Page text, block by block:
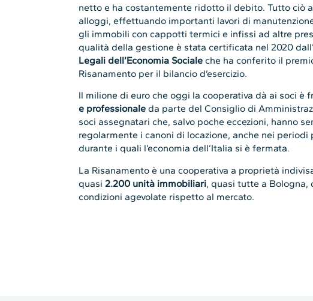
netto e ha costantemente ridotto il debito. Tutto ciò
alloggi, effettuando importanti lavori di
gli immobili con cappotti termici e infissi ad altre
qualità della gestione è stata certificata nel 2020
Legali dell’Economia Sociale che ha conferito il
Risanamento per il bilancio d’esercizio.
Il milione di euro che oggi la cooperativa dà ai soci è
e professionale da parte del Consiglio di
soci assegnatari che, salvo poche eccezioni, hanno
regolarmente i canoni di locazione, anche nei
durante i quali l’economia dell’Italia si è fermata.
La Risanamento è una cooperativa a proprietà
quasi2.200 unità immobiliari, quasi tutte a Bologna,
condizioni agevolate rispetto al mercato.